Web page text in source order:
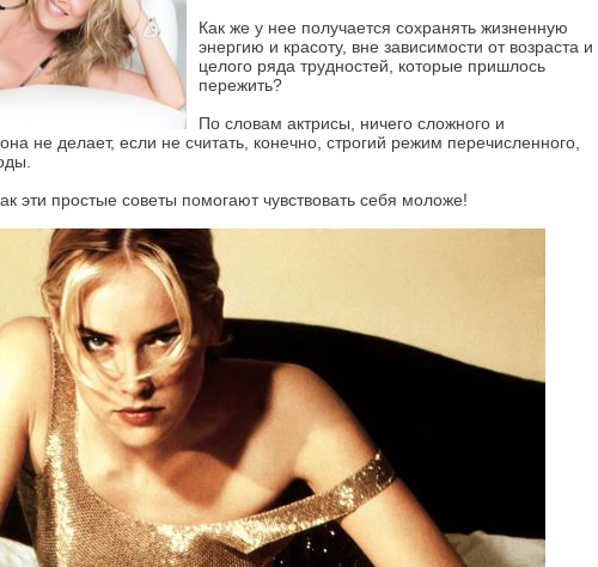
Как же у нее получается сохранять жизненную
энергию и красоту, вне зависимости от возраста и
целого ряда трудностей, которые пришлось
пережить?
По словам актрисы, ничего сложного и
не делает, если не считать, конечно, строгий режим перечисленного,
эти простые советы помогают чувствовать себя моложе!